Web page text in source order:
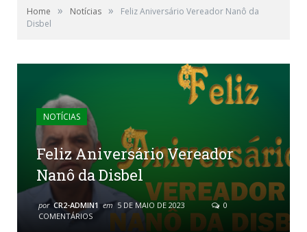
Home » Notícias »
Feliz Aniversário Vereador Nanô da
Disbel
NOTÍCIAS
Feliz Aniversário Vereador
Nanô da Disbel
por CR2-ADMIN1 em 5 DE MAIO DE 2023
0
COMENTÁRIOS